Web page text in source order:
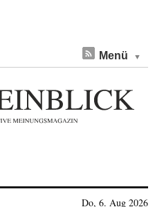
Menü
Do, 6. Aug 2026